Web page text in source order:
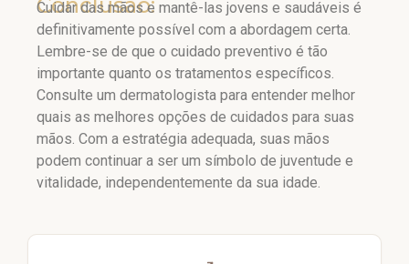
Conclusão:
Cuidar das mãos e mantê-las jovens e saudáveis é
definitivamente possível com a abordagem certa.
Lembre-se de que o cuidado preventivo é tão
importante quanto os tratamentos específicos.
Consulte um dermatologista para entender melhor
quais as melhores opções de cuidados para suas
mãos. Com a estratégia adequada, suas mãos
podem continuar a ser um símbolo de juventude e
vitalidade, independentemente da sua idade.